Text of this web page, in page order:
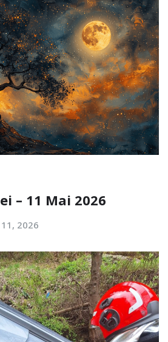
– 11 Mai 2026
2026